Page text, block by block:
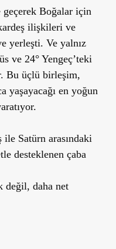
geçerek Boğalar için
ilişkileri ve
yerleşti. Ve yalnız
ve 24° Yengeç’teki
Bu üçlü birleşim,
yaşayacağı en yoğun
Satürn arasındaki
desteklenen çaba
değil, daha net